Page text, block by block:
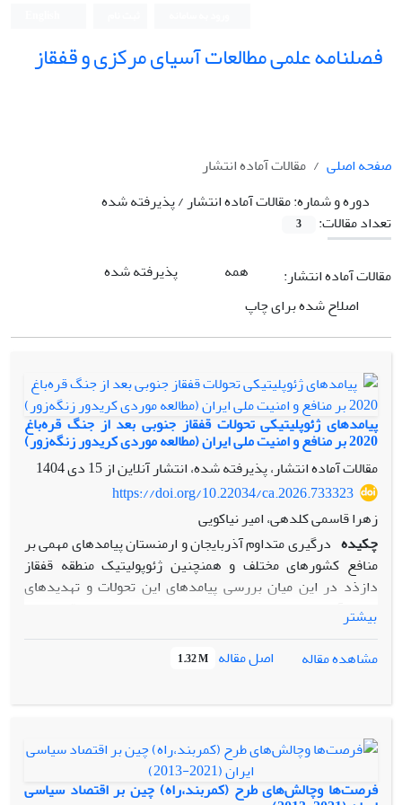
فصلنامه علمی مطالعات آسیای مرکزی و قفقاز
صفحه اصلی
مقالات آماده انتشار
دوره و شماره:مقالات آماده انتشار / پذیرفته شده
تعداد مقالات:
3
مقالات آماده انتشار: همه
پذیرفته شده
اصلاح شده برای چاپ
پیامدهای ژئوپلیتیکی تحولات قفقاز جنوبی بعد از جنگ قره‌باغ
2020 بر منافع و امنیت ملی ایران (مطالعه موردی کریدور زنگه‌زور)
مقالات آماده انتشار، پذیرفته شده، انتشار آنلاین از15 دی 1404
https://doi.org/10.22034/ca.2026.733323
زهرا قاسمی کلدهی، امیر نیاکویی
چکیده درگیری متداوم آذربایجان و ارمنستان پیامدهای مهمی بر
منافع کشورهای مختلف و همنچنین ژئوپولیتیک منطقه قفقاز
دازذد در این میان بررسی پیامدهای این تحولات و تهدیدهای
بالقوه آن برای ایران موضوع حائز اهمیتی است بحران قره باغ و
آن بر سایر بازیگران منطقه‌ای و بین المللی نشان از اهمیت
ژئوپلتیکی این منطقه و تاثیرات این بحران‌ها بر ایران داشت لذا
جمهوری‌ اسلامی‌ ایران خواهد داشت؟ و در این راستا با بهره‌گیری
از نظریه امنیت منطقه‌ای این فرضیه مطرح شده است که ایجاد
کریدور زنگه‌زور در خاک ارمنستان، بـر پایة برنامه‌هاى اعلام شده
بیشتر
مشاهده مقاله
اصل مقاله 1.32 M
فرصت‌ها وچالش‌های طرح (کمربند،راه) چین بر اقتصاد سیاسی